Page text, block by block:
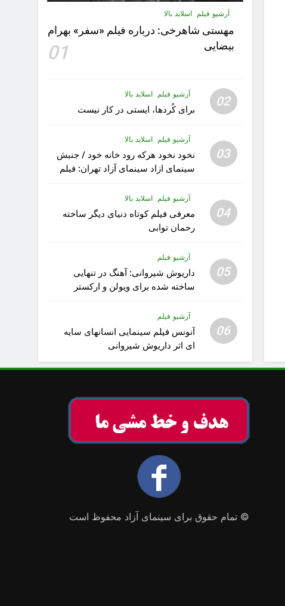
آرشیو فیلم اسلاید بالا
مهستى شاهرخى:‌ درباره فيلم «سفر» بهرام
بیضایی
01
02 آرشیو فیلم اسلاید بالا
برای کُردها، ایستی در کار نیست
03
آرشیو فیلم اسلاید بالا
نخود نخود هرکه رود خانه خود / جنبش
سینمای ازاد سینمای آزاد تهران: فیلم
04
آرشیو فیلم اسلاید بالا
معرفی فیلم کوتاه دنیای دیگر ساخته
رحمان توابی
05
آرشیو فیلم
داریوش شیروانی: آهنگ در تنهایی
ساخته شده برای ویولن و ارکستر
06
آرشیو فیلم
آنونس فیلم سینمایی انسانهای سایه
ای اثر داریوش شیروانی
© تمام حقوق برای سینمای آزاد محفوظ است